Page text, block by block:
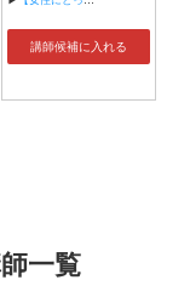
講師候補に入れる
一覧